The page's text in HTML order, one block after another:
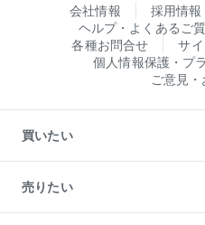
会社情報 採用情報
ヘルプ・よくあるご
各種お問合せ
サ
個人情報保護・プ
ご意見
買いたい
新築・分譲マンションの購入
中古マンションの購入
一戸建ての購入
売りたい